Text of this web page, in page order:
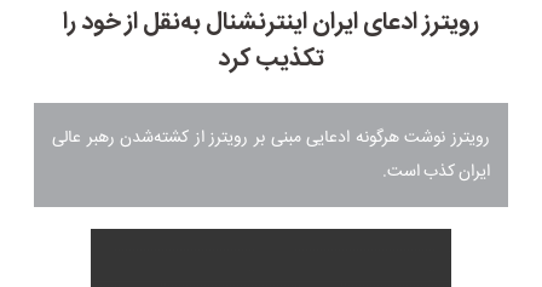
رویترز ادعای ایران اینترنشنال به‌نقل از خود را
تکذیب کرد
رویترز نوشت هرگونه ادعایی مبنی بر رویترز از کشته‌شدن رهبر عالی
ایران کذب است.